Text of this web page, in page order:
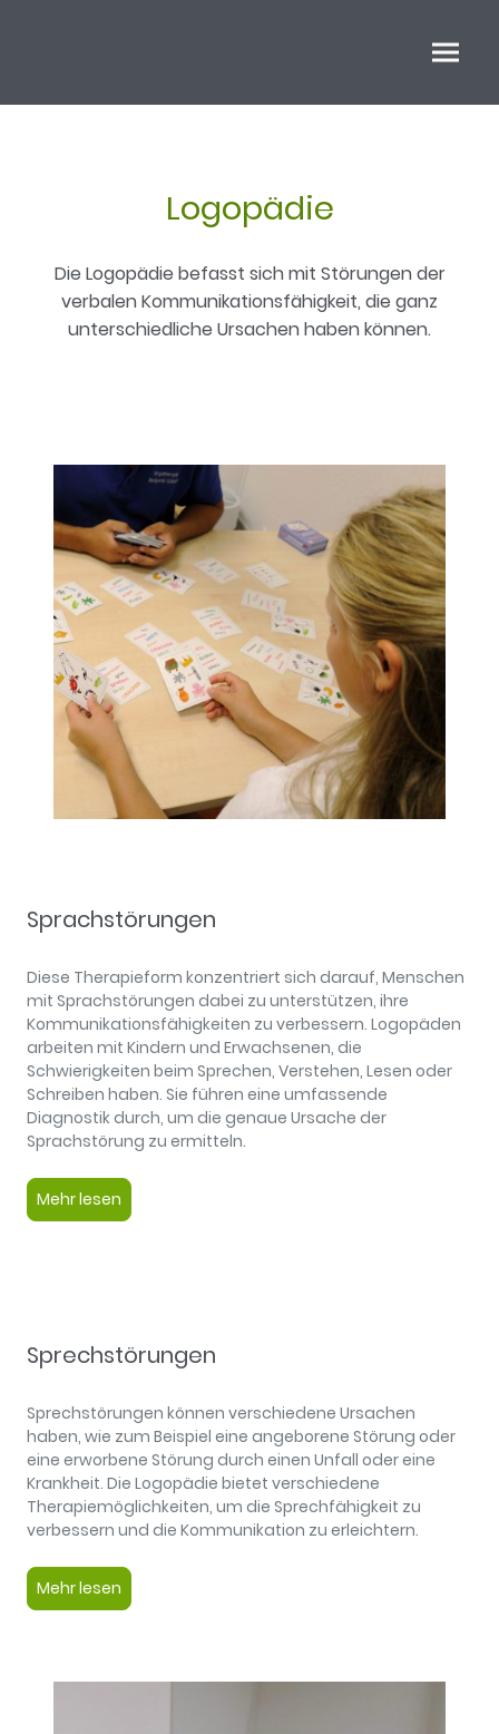
Logopädie
Die Logopädie befasst sich mit Störungen der
verbalen Kommunikationsfähigkeit, die ganz
unterschiedliche Ursachen haben können.
Sprachstörungen
Diese Therapieform konzentriert sich darauf, Menschen
mit Sprachstörungen dabei zu unterstützen, ihre
Kommunikationsfähigkeiten zu verbessern. Logopäden
arbeiten mit Kindern und Erwachsenen, die
Schwierigkeiten beim Sprechen, Verstehen, Lesen oder
Schreiben haben. Sie führen eine umfassende
Diagnostik durch, um die genaue Ursache der
Sprachstörung zu ermitteln.
Mehr lesen
Sprechstörungen
Sprechstörungen können verschiedene Ursachen
haben, wie zum Beispiel eine angeborene Störung oder
eine erworbene Störung durch einen Unfall oder eine
Krankheit. Die Logopädie bietet verschiedene
Therapiemöglichkeiten, um die Sprechfähigkeit zu
verbessern und die Kommunikation zu erleichtern.
Mehr lesen